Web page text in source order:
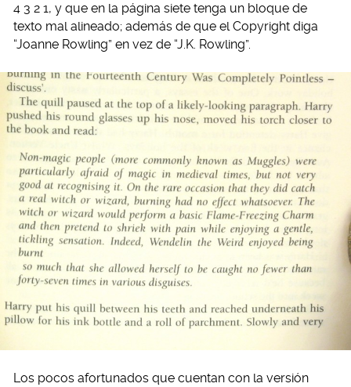
4 3 2 1, y que en la página siete tenga un bloque de
texto mal alineado; además de que el Copyright diga
“Joanne Rowling” en vez de “J.K. Rowling”.
Los pocos afortunados que cuentan con la versión